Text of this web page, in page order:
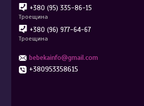
+380 (95) 335-86-15
Троещина
+380 (96) 977-64-67
Троещина
bebekainfo@gmail.com
+380953358615